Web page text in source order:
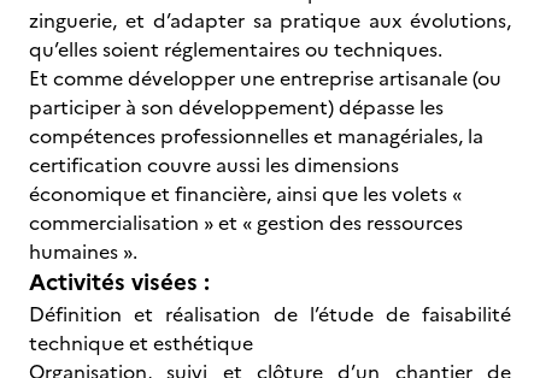
zinguerie, et d’adapter sa pratique aux évolutions,
qu’elles soient réglementaires ou techniques.
Et comme développer une entreprise artisanale (ou
participer à son développement) dépasse les
compétences professionnelles et managériales, la
certification couvre aussi les dimensions
économique et financière, ainsi que les volets «
commercialisation » et « gestion des ressources
humaines ».
Activités visées :
Définition et réalisation de l’étude de faisabilité
technique et esthétique
Organisation, suivi et clôture d’un chantier de